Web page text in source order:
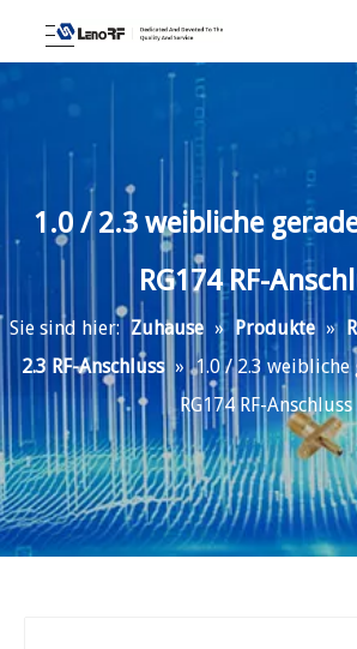
1.0 / 2.3 weibliche
RG174 RF-
Sie sind hier: Zuhause » Produkte »
2.3 RF-Anschluss » 1.0 / 2.3
RG174 RF-Anschluss